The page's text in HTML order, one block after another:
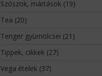
Szószok, mártások(19)
Tea (20)
Tenger gyümölcsei (21)
Tippek, cikkek(27)
Vega ételek(37)